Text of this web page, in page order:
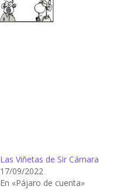
Las Viñetas de Sir Cámara
17/09/2022
En «Pájaro de cuenta»